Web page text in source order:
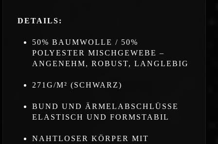
DETAILS:
50% BAUMWOLLE / 50%
POLYESTER MISCHGEWEBE –
ANGENEHM, ROBUST, LANGLEBIG
271G/M² (SCHWARZ)
BUND UND ÄRMELABSCHLÜSSE
ELASTISCH UND FORMSTABIL
NAHTLOSER KÖRPER MIT